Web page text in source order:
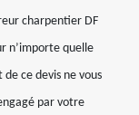
charpentier DF
n’importe quelle
de ce devis ne vous
par votre